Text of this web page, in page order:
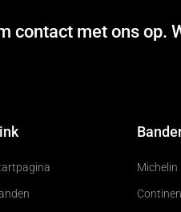
contact met ons op.
Michelin